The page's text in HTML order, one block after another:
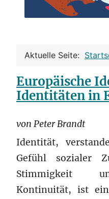
Aktuelle Seite:
Europäische
Identitäten in
von Peter Brandt
Identität,
Gefühl sozialer
Stimmigkeit
Kontinuität, ist